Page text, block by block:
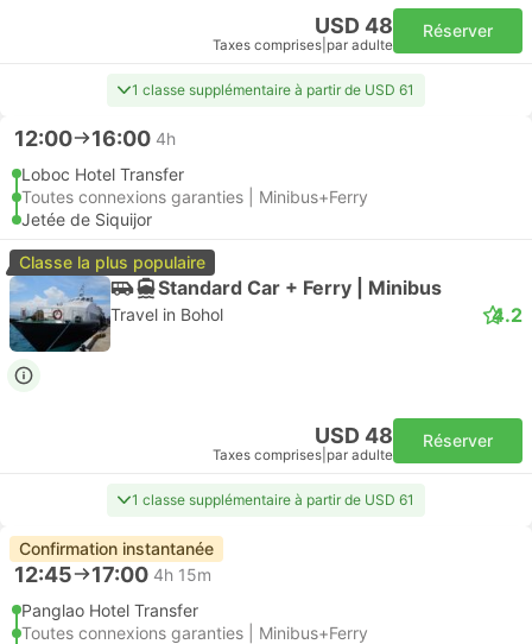
USD 48
Taxes comprises par adulte
Réserver
1 classe supplémentaire à partir de USD 61
12:00 16:00 4h
Loboc Hotel Transfer
Toutes connexions garanties | Minibus+Ferry
Jetée de Siquijor
Classe la plus populaire
Standard Car + Ferry | Minibus
Travel in Bohol 4.2
USD 48
Taxes comprises par adulte
Réserver
1 classe supplémentaire à partir de USD 61
Confirmation instantanée
12:45 17:00 4h 15m
Panglao Hotel Transfer
Toutes connexions garanties | Minibus+Ferry